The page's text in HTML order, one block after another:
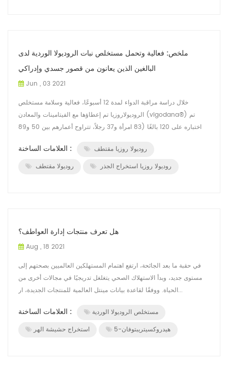
ملخص: فعالية وتحمل مستخلص نبات الروديولا الوردية لدى
البالغين الذين يعانون من قصور جسدي وإدراكي
Jun , 03 2021
خلال دراسة مراقبة الدواء لمدة 12 أسبوعًا، فعالية وسلامة مستخلص
الروديولاروزيا تم إعطاؤها مع الفيتامينات والمعادن (vigodana®) تم
اختباره على 120 بالغًا (83 امرأة و37 رجلاً، تتراوح أعمارهم بين 50 و89
العلامات الساخنة :
روديولا روزيا مقتطف
روديولا مقتطف
روديولا روزيا استخراج الجذر
هل تعرف منتجات إدارة العواطف؟
Aug , 18 2021
في حقبة ما بعد الجائحة، ارتفع اهتمام المستهلكين العالميين بصحتهم إلى
مستوى جديد، وبدأ الاستهلاك الصحي يتغلغل تدريجيًا في مجالات أخرى من
الحياة. ووفقًا لقاعدة بيانات مينتل العالمية للمنتجات الجديدة، ار...
العلامات الساخنة :
مستخلص الروديولا الوردية
استخراج حشيشة الهر
5-هيدروكسيتريبتوفان